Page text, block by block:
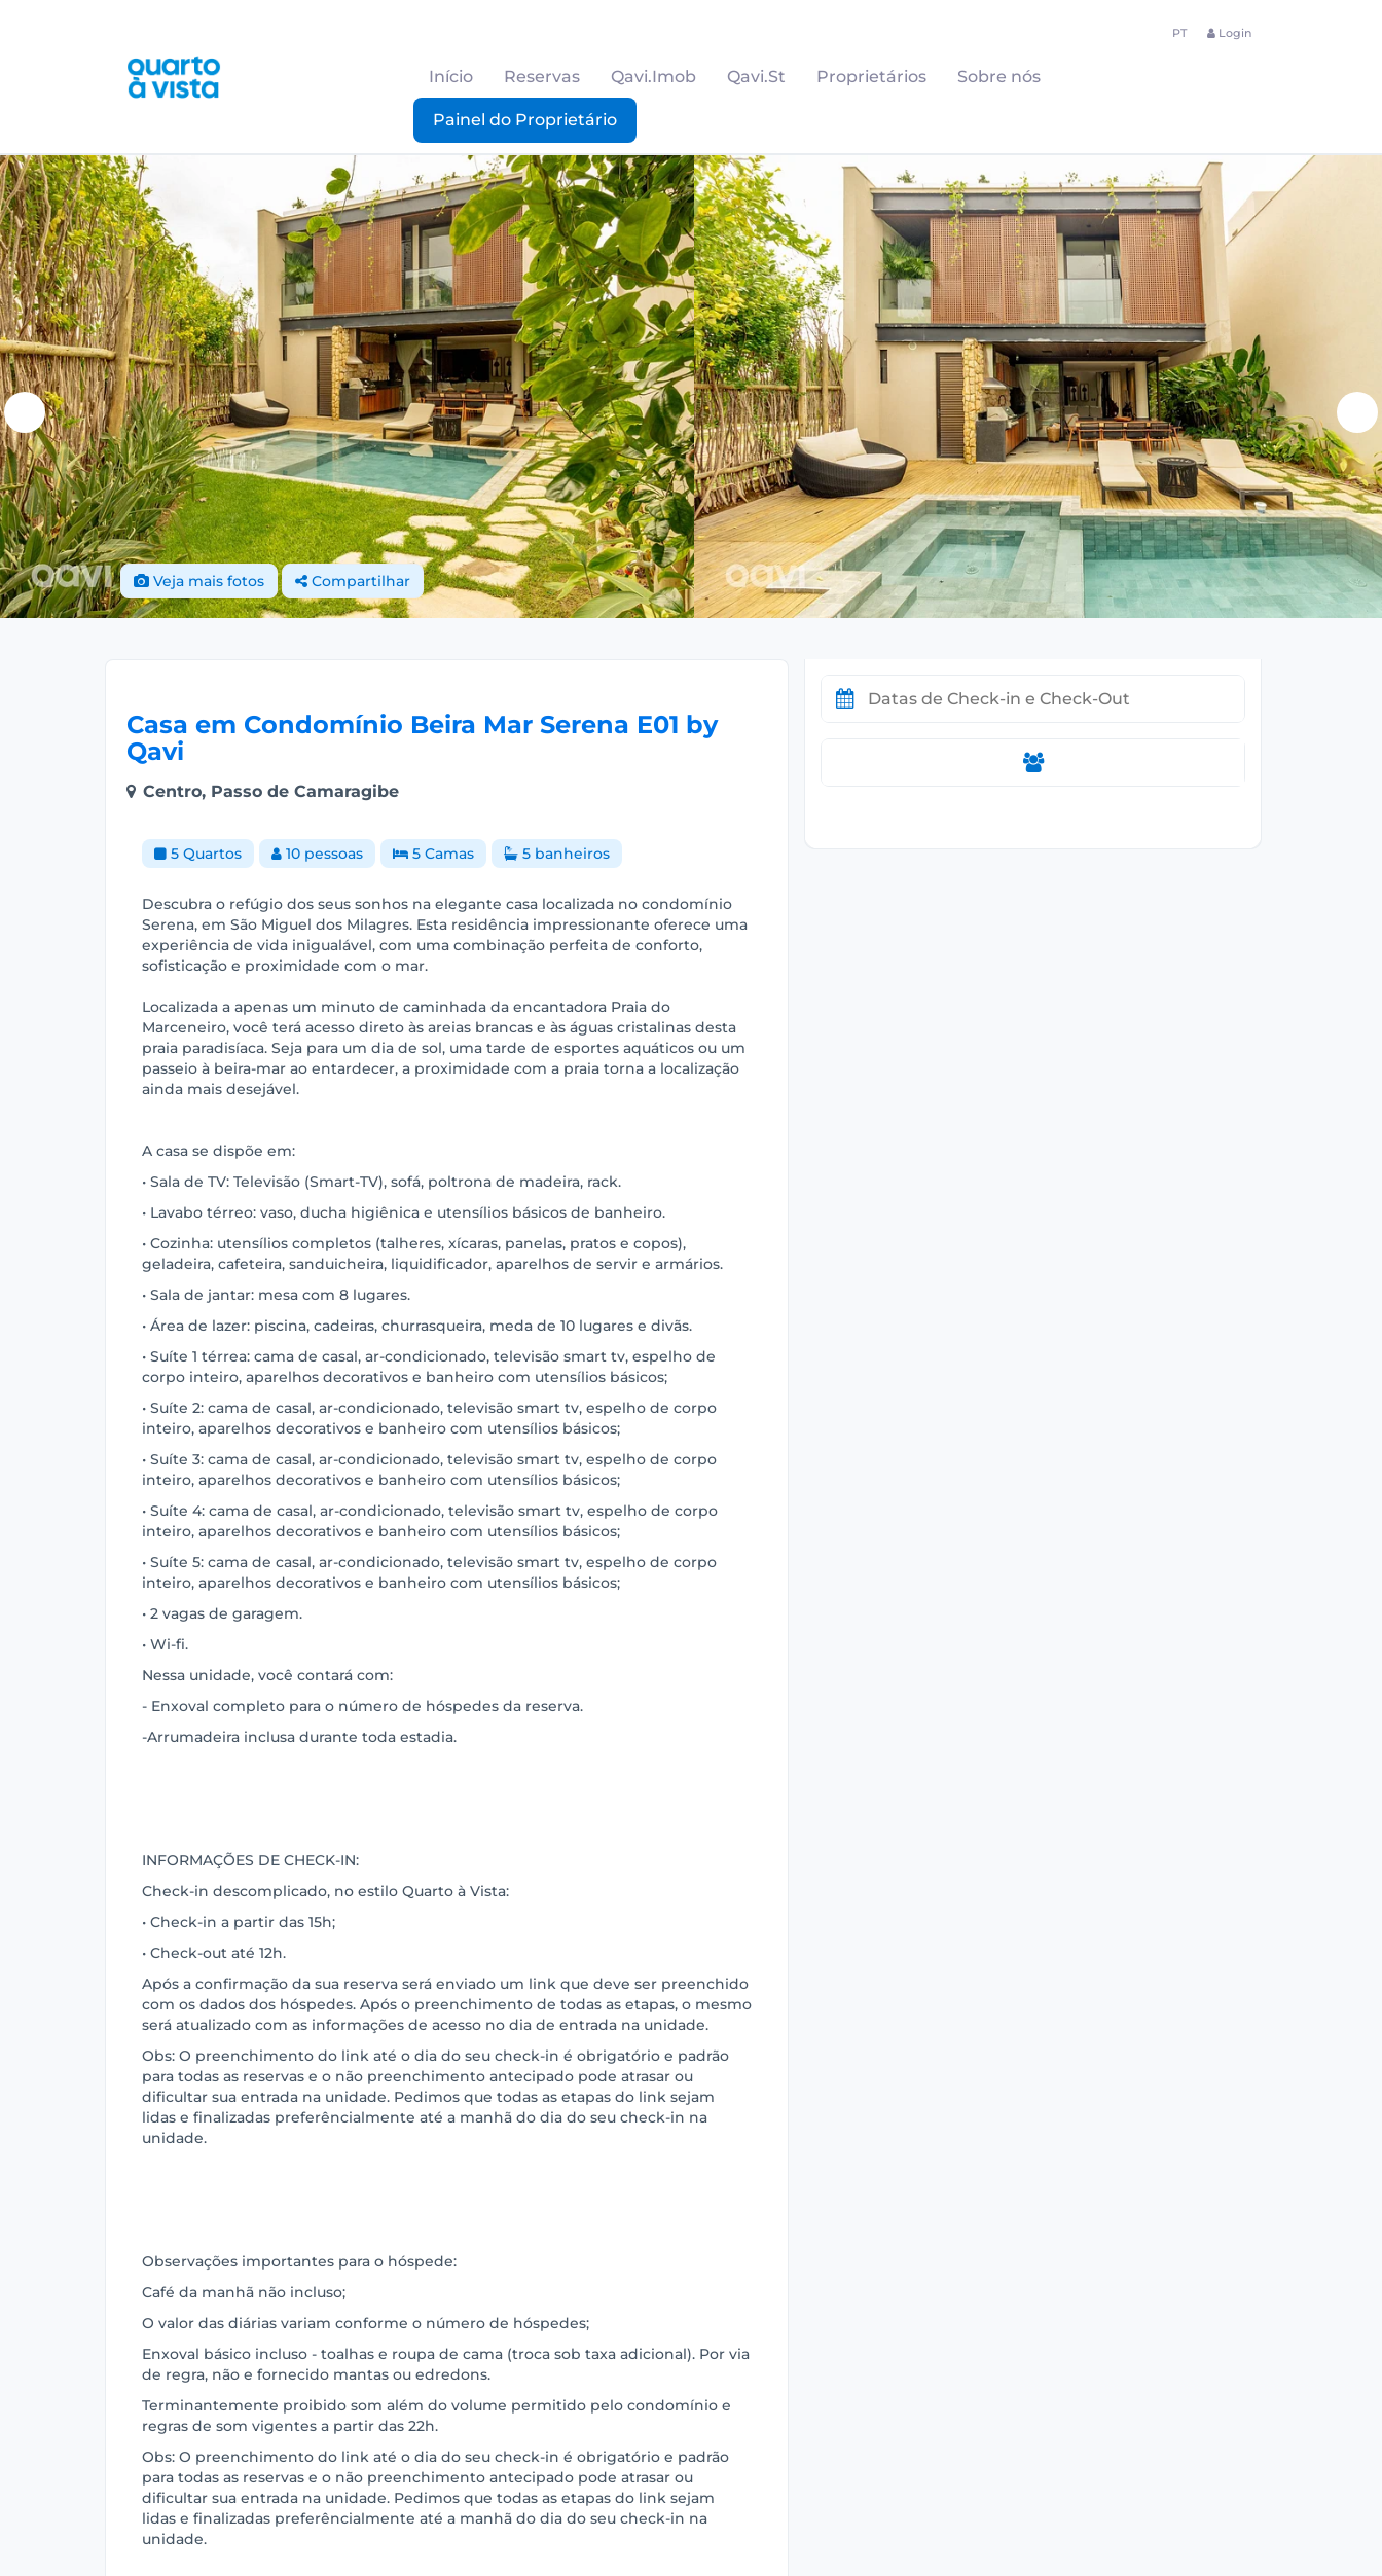
PT Login
Início Reservas Qavi.Imob Qavi.St Proprietários Sobre nós
Painel do Proprietário
Veja mais fotos Compartilhar
Casa em Condomínio Beira Mar Serena E01 by
Qavi
Centro, Passo de Camaragibe
5 Quartos 10 pessoas 5 Camas 5 banheiros
Descubra o refúgio dos seus sonhos na elegante casa localizada no condomínio
Serena, em São Miguel dos Milagres. Esta residência impressionante oferece uma
experiência de vida inigualável, com uma combinação perfeita de conforto,
sofisticação e proximidade com o mar.
Localizada a apenas um minuto de caminhada da encantadora Praia do
Marceneiro, você terá acesso direto às areias brancas e às águas cristalinas desta
praia paradisíaca. Seja para um dia de sol, uma tarde de esportes aquáticos ou um
passeio à beira-mar ao entardecer, a proximidade com a praia torna a localização
ainda mais desejável.
A casa se dispõe em:
• Sala de TV: Televisão (Smart-TV), sofá, poltrona de madeira, rack.
• Lavabo térreo: vaso, ducha higiênica e utensílios básicos de banheiro.
• Cozinha: utensílios completos (talheres, xícaras, panelas, pratos e copos),
geladeira, cafeteira, sanduicheira, liquidificador, aparelhos de servir e armários.
• Sala de jantar: mesa com 8 lugares.
• Área de lazer: piscina, cadeiras, churrasqueira, meda de 10 lugares e divãs.
• Suíte 1 térrea: cama de casal, ar-condicionado, televisão smart tv, espelho de
corpo inteiro, aparelhos decorativos e banheiro com utensílios básicos;
• Suíte 2: cama de casal, ar-condicionado, televisão smart tv, espelho de corpo
inteiro, aparelhos decorativos e banheiro com utensílios básicos;
• Suíte 3: cama de casal, ar-condicionado, televisão smart tv, espelho de corpo
inteiro, aparelhos decorativos e banheiro com utensílios básicos;
• Suíte 4: cama de casal, ar-condicionado, televisão smart tv, espelho de corpo
inteiro, aparelhos decorativos e banheiro com utensílios básicos;
• Suíte 5: cama de casal, ar-condicionado, televisão smart tv, espelho de corpo
inteiro, aparelhos decorativos e banheiro com utensílios básicos;
• 2 vagas de garagem.
• Wi-fi.
Nessa unidade, você contará com:
- Enxoval completo para o número de hóspedes da reserva.
-Arrumadeira inclusa durante toda estadia.
INFORMAÇÕES DE CHECK-IN:
Check-in descomplicado, no estilo Quarto à Vista:
• Check-in a partir das 15h;
• Check-out até 12h.
Após a confirmação da sua reserva será enviado um link que deve ser preenchido
com os dados dos hóspedes. Após o preenchimento de todas as etapas, o mesmo
será atualizado com as informações de acesso no dia de entrada na unidade.
Obs: O preenchimento do link até o dia do seu check-in é obrigatório e padrão
para todas as reservas e o não preenchimento antecipado pode atrasar ou
dificultar sua entrada na unidade. Pedimos que todas as etapas do link sejam
lidas e finalizadas preferêncialmente até a manhã do dia do seu check-in na
unidade.
Observações importantes para o hóspede:
Café da manhã não incluso;
O valor das diárias variam conforme o número de hóspedes;
Enxoval básico incluso - toalhas e roupa de cama (troca sob taxa adicional). Por via
de regra, não e fornecido mantas ou edredons.
Terminantemente proibido som além do volume permitido pelo condomínio e
regras de som vigentes a partir das 22h.
Obs: O preenchimento do link até o dia do seu check-in é obrigatório e padrão
para todas as reservas e o não preenchimento antecipado pode atrasar ou
dificultar sua entrada na unidade. Pedimos que todas as etapas do link sejam
lidas e finalizadas preferêncialmente até a manhã do dia do seu check-in na
unidade.